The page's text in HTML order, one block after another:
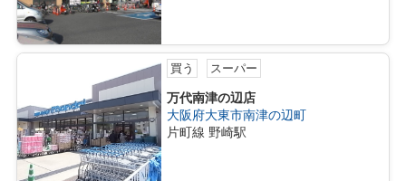
買う スーパー
万代南津の辺店
大阪府大東市南津の辺町
片町線 野崎駅